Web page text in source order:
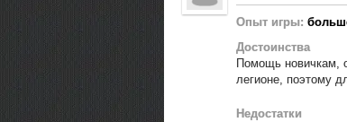
Опыт игры:
Достоинства
Помощь новичкам,
легионе, поэтому
Недостатки